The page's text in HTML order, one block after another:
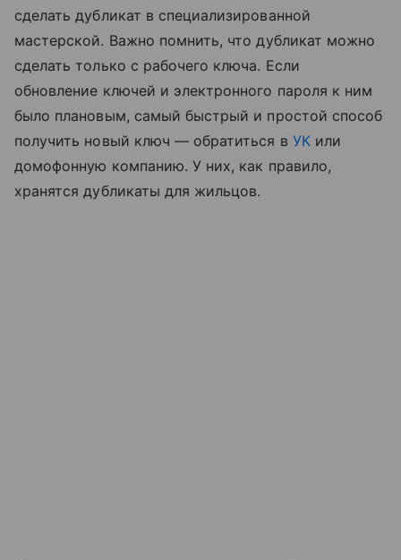
сделать дубликат в специализированной
мастерской. Важно помнить, что дубликат можно
сделать только с рабочего ключа. Если
обновление ключей и электронного пароля к ним
было плановым, самый быстрый и простой способ
получить новый ключ — обратиться в УКили
домофонную компанию. У них, как правило,
хранятся дубликаты для жильцов.